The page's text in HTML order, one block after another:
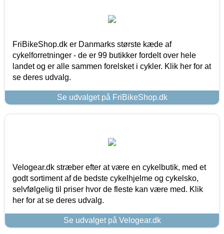
FriBikeShop.dk er Danmarks største kæde af
cykelforretninger - de er 99 butikker fordelt over hele
landet og er alle sammen forelsket i cykler. Klik her for at
se deres udvalg.
Se udvalget på FriBikeShop.dk
Velogear.dk stræber efter at være en cykelbutik, med et
godt sortiment af de bedste cykelhjelme og cykelsko,
selvfølgelig til priser hvor de fleste kan være med. Klik
her for at se deres udvalg.
Se udvalget på Velogear.dk